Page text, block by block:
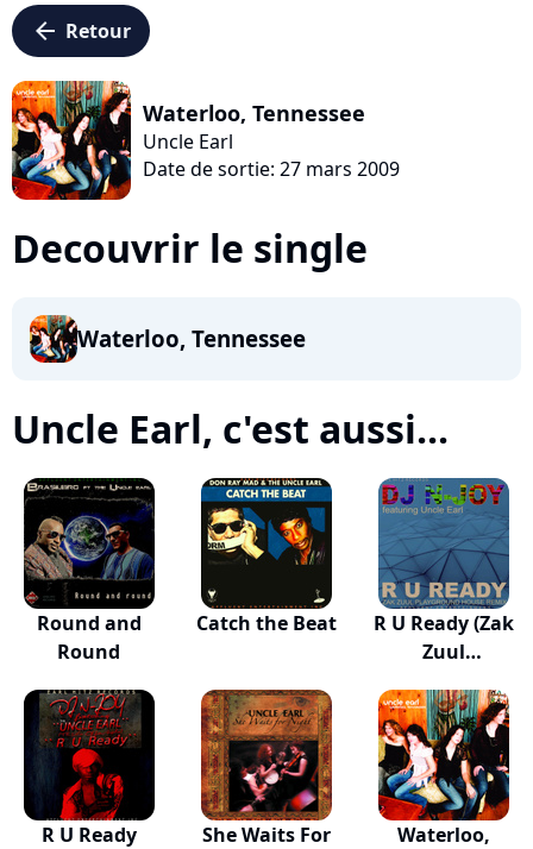
arrow_left Retour
Waterloo, Tennessee
Uncle Earl
Date de sortie: 27 mars 2009
Decouvrir le single
Waterloo, Tennessee
Uncle Earl, c'est aussi...
Round and
Round
Catch the Beat
R U Ready (Zak
Zuul
R U Ready
She Waits For
Waterloo,